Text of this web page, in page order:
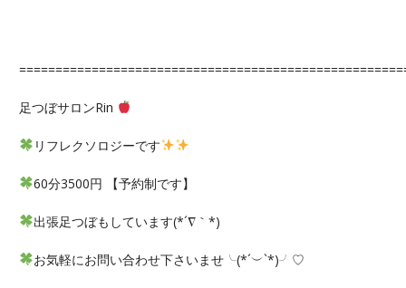
足つぼサロンRin
リフレクソロジーです
60分3500円 【予約制です】
出張足つぼもしています(*´∇｀*)
お気軽にお問い合わせ下さいませ╰(*´︶`*)╯♡